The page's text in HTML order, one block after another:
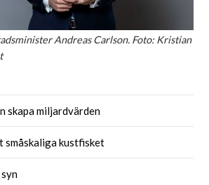
Andreas Carlson. Foto: Kristian
skapa miljardvärden
småskaliga kustfisket